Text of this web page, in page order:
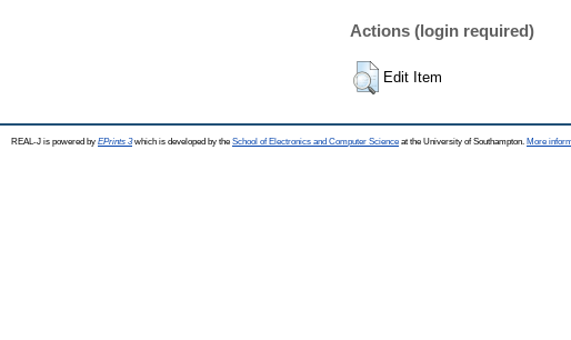
Actions (login required)
Edit Item
REAL-J is powered by EPrints 3which is developed by the School of Electronics and Computer Science at the University of Southampton. More